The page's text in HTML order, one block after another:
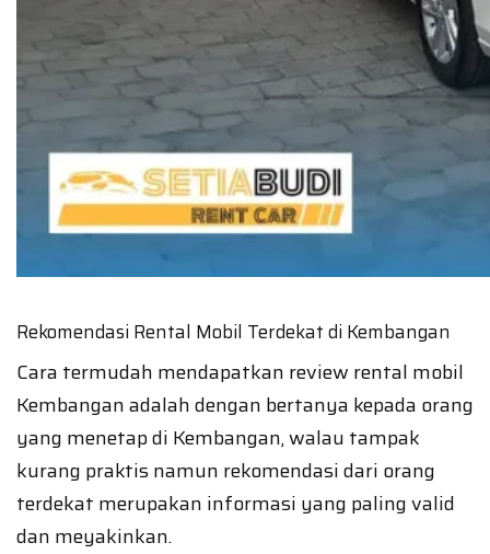
Rekomendasi Rental Mobil Terdekat di Kembangan
Cara termudah mendapatkan review rental mobil
Kembangan adalah dengan bertanya kepada orang
yang menetap di Kembangan, walau tampak
kurang praktis namun rekomendasi dari orang
terdekat merupakan informasi yang paling valid
dan meyakinkan.